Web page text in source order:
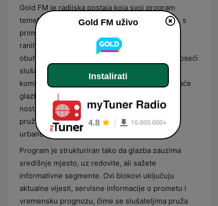
Gold FM je radijska postaja koja svoj program
temelji na emitiranju najvećih glazbenih hitova, s
primarnim fokusom na razdoblje od 1980-ih do
ranih 2000-ih godina. Glazbeni profil postaje
obuhvaća širok raspon pop i rock žanrova, donoseći
slušateljima energičan i prepoznatljiv zvuk koji
kombinira legendarne svjetske izvođače i domaće
glazbene klasike. Format je osmišljen kao spoj
nostalgije i suvremenog radijskog pristupa,
pružajući dinamičnu zvučnu kulisu prilagođenu
urbanom načinu života.
Program je strukturiran tako da glazba zauzima
središnje mjesto, uz redovite, ali sažete
informativne segmente. Ovi blokovi uključuju
aktualne vijesti, servisne informacije o prometu i
vremensku prognozu, čime se slušateljima pruža
Gold FM uživo
Instalirati